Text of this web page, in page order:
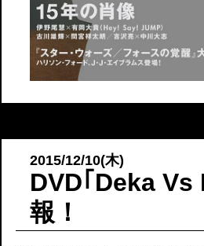
2015/12/10(木)
DVD｢Deka Vs
報！